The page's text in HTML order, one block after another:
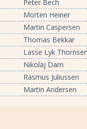
Peter Bech
Morten Heiner
Martin Caspersen
Thomas Bekkar
Lasse Lyk
Nikolaj Dam
Rasmus Juliussen
Martin Andersen